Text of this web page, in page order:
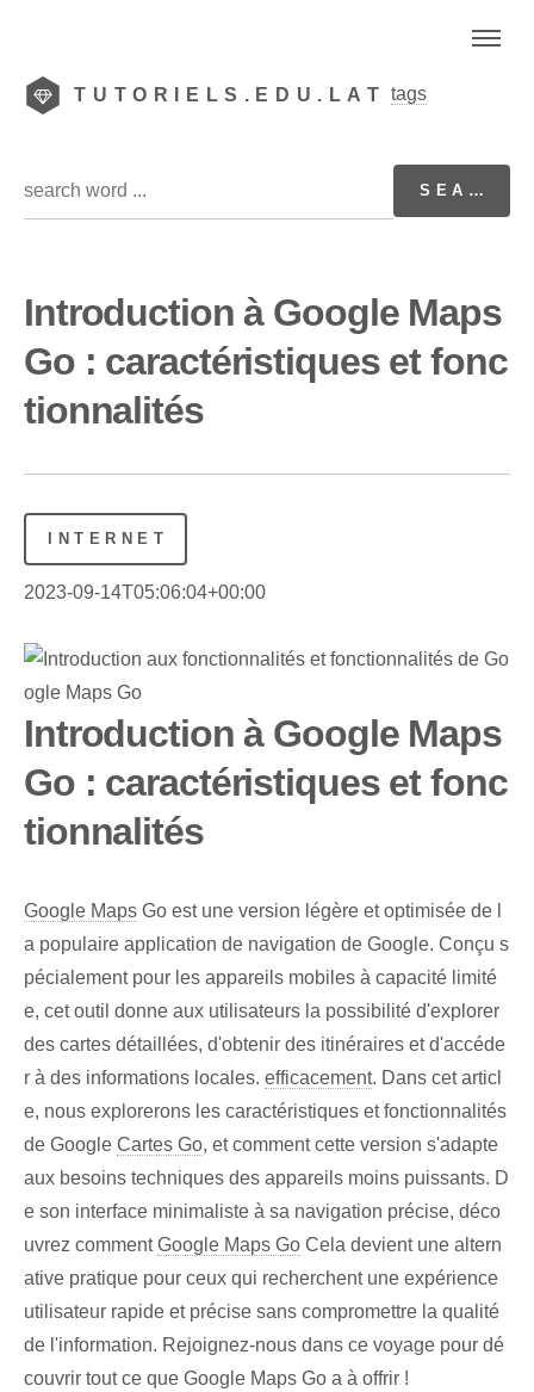
TUTORIELS.EDU.LAT tags
Introduction à Google Maps
Go : caractéristiques et fonc
tionnalités
INTERNET
2023-09-14T05:06:04+00:00
Introduction à Google Maps
Go : caractéristiques et fonc
tionnalités
Google Maps Go est une version légère et optimisée de l
a populaire application de navigation de Google. Conçu s
pécialement pour les appareils mobiles à capacité limité
e, cet outil donne aux utilisateurs la possibilité d'explorer
des cartes détaillées, d'obtenir des itinéraires et d'accéde
r à des informations locales. efficacement. Dans cet articl
e, nous explorerons les caractéristiques et fonctionnalités
de ‍Google Cartes Go,​ et comment ⁣cette version s'adapte
aux besoins techniques des appareils moins puissants. D
e son interface minimaliste à sa navigation précise, déco
uvrez commentGoogle Maps Go Cela devient une altern
ative pratique pour ceux qui recherchent une expérience
utilisateur rapide et précise sans compromettre la qualité
de l'information. Rejoignez-nous dans ce voyage pour dé
couvrir tout ce que Google Maps Go a à offrir !